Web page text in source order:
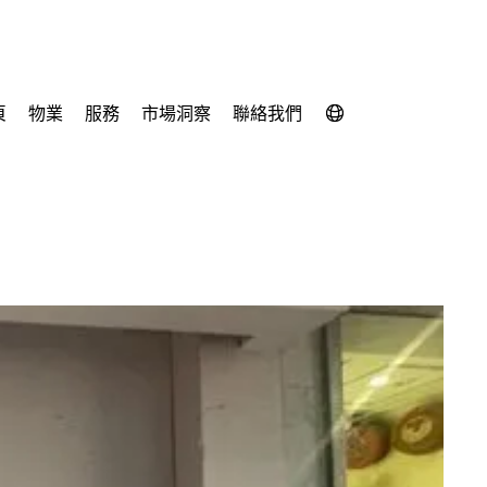
物業 服務 市場洞察 聯絡我們